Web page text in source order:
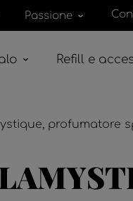
Passione
Refill e
profumatore